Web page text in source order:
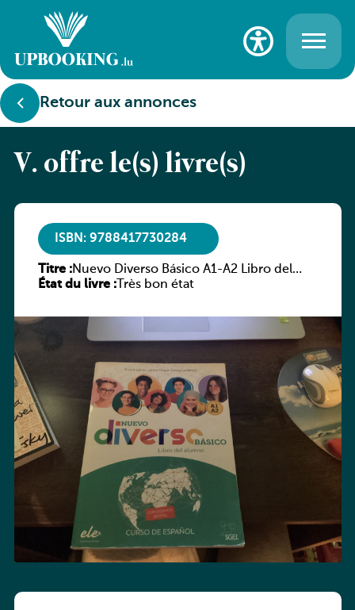
Retour aux annonces
V. offre le(s) livre(s)
ISBN: 9788417730284
Titre :Nuevo Diverso Básico A1-A2 Libro del
alumno+ licencia digital
État du livre :Très bon état